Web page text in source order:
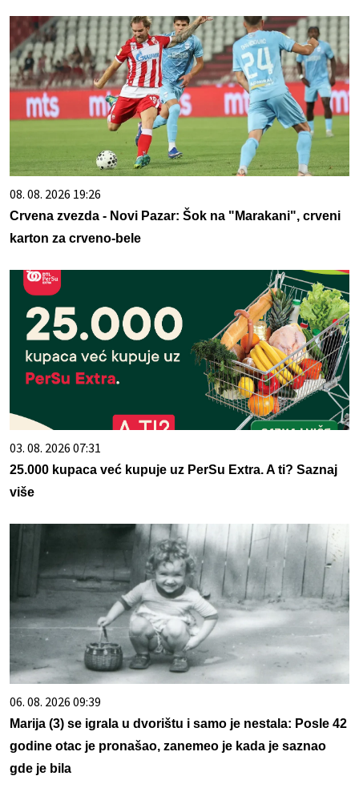
08. 08. 2026 19:26
Crvena zvezda - Novi Pazar: Šok na "Marakani", crveni
karton za crveno-bele
03. 08. 2026 07:31
25.000 kupaca već kupuje uz PerSu Extra. A ti? Saznaj
više
06. 08. 2026 09:39
Marija (3) se igrala u dvorištu i samo je nestala: Posle 42
godine otac je pronašao, zanemeo je kada je saznao
gde je bila